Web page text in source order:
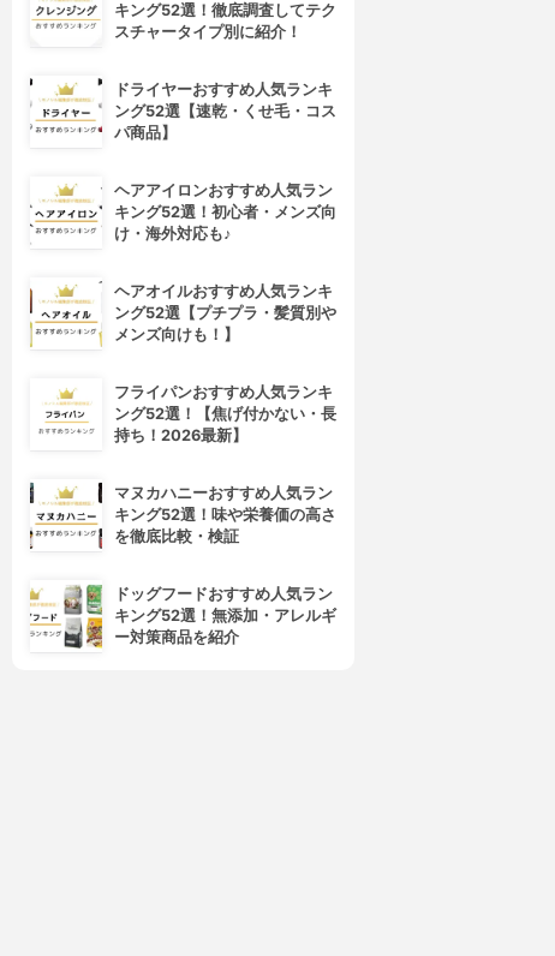
4位
電動ミシン JN508DX
3.15(2)
¥12,475
コンピュータミシン JN810
キング52選！徹底調査してテク
スチャータイプ別に紹介！
ドライヤーおすすめ人気ランキ
ング52選【速乾・くせ毛・コス
パ商品】
ヘアアイロンおすすめ人気ラン
キング52選！初心者・メンズ向
け・海外対応も♪
ヘアオイルおすすめ人気ランキ
ング52選【プチプラ・髪質別や
メンズ向けも！】
フライパンおすすめ人気ランキ
ング52選！【焦げ付かない・長
持ち！2026最新】
マヌカハニーおすすめ人気ラン
キング52選！味や栄養価の高さ
を徹底比較・検証
ドッグフードおすすめ人気ラン
キング52選！無添加・アレルギ
ー対策商品を紹介